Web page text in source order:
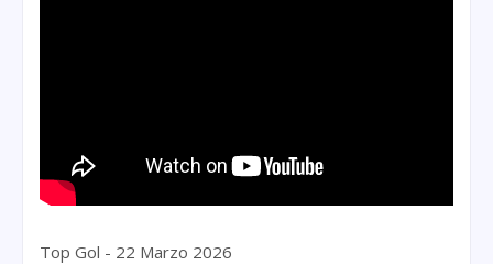
Top Gol - 22 Marzo 2026